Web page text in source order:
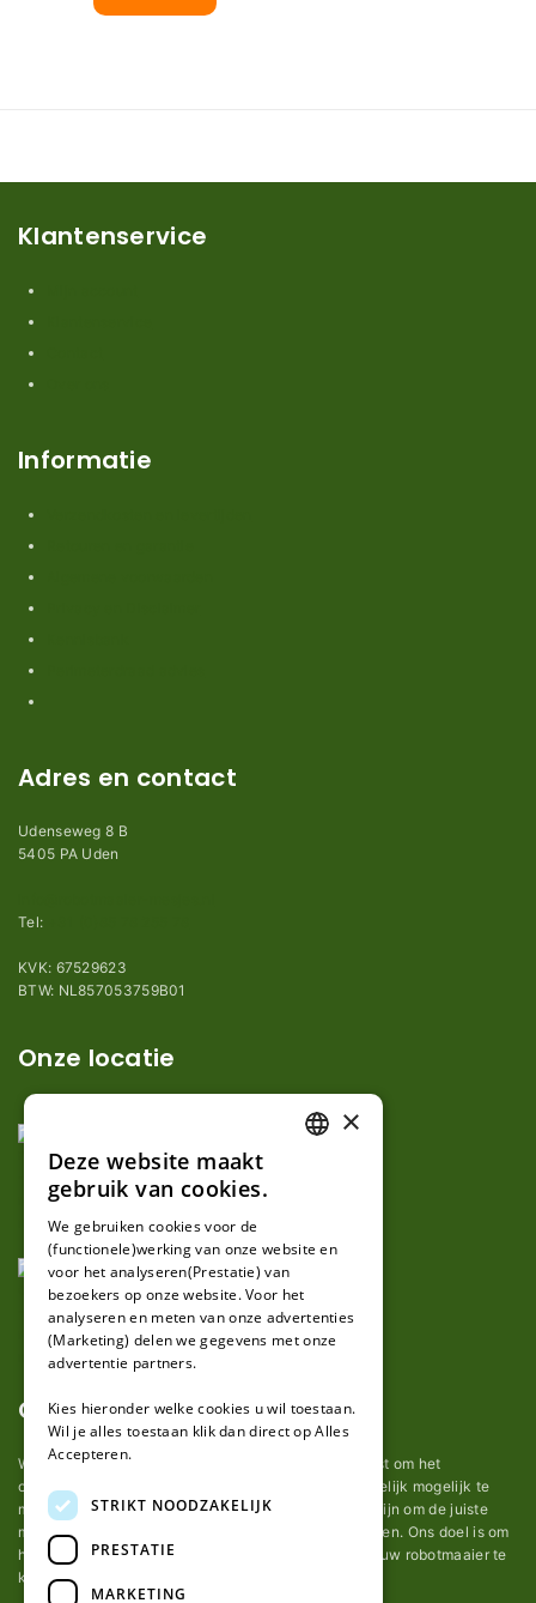
Klantenservice
Informatie
Adres en contact
Udenseweg 8 B
5405 PA Uden
Tel:
KVK: 67529623
BTW: NL857053759B01
Onze locatie
Over ons
Wij van robotmaaier-mesjes.nl doen ons uiterste best om het
onderhoud van robot grasmaaier mesjes zo gemakkelijk mogelijk te
maken. Uit ervaring merkten we hoe lastig het kan zijn om de juiste
messen voor een automatische grasmachine te vinden. Ons doel is om
het u makkelijk te maken om de goede mesjes voor uw robotmaaier te
kopen.
GERMAN
×
Deze website maakt
gebruik van cookies.
We gebruiken cookies voor de
(functionele)werking van onze website en
voor het analyseren(Prestatie) van
bezoekers op onze website. Voor het
analyseren en meten van onze advertenties
(Marketing) delen we gegevens met onze
advertentie partners.
Kies hieronder welke cookies u wil toestaan.
Wil je alles toestaan klik dan direct op Alles
Accepteren.
STRIKT NOODZAKELIJK
PRESTATIE
MARKETING